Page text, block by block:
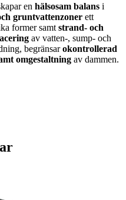
en hälsosam balans i
gruntvattenzoner ett
former samt strand- och
av vatten-, sump- och
begränsarokontrollerad
omgestaltning av dammen.